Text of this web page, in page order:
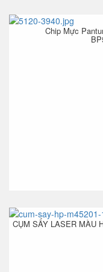
Chip Mực
CỤM SẤY LASER MÀU